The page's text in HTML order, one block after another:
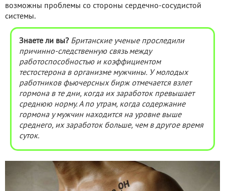
возможны проблемы со стороны сердечно-сосудистой
системы.
Знаете ли вы? Британские ученые проследили
причинно-следственную связь между
работоспособностью и коэффициентом
тестостерона в организме мужчины. У молодых
работников фьючерсных бирж отмечается взлет
гормона в те дни, когда их заработок превышает
среднюю норму. А по утрам, когда содержание
гормона у мужчин находится на уровне выше
среднего, их заработок больше, чем в другое время
суток.